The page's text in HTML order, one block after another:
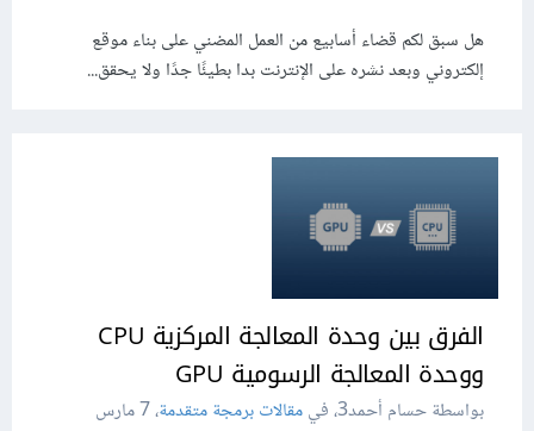
هل سبق لكم قضاء أسابيع من العمل المضني على بناء موقع
إلكتروني وبعد نشره على الإنترنت بدا بطيئًا جدًا ولا يحقق...
الفرق بين وحدة المعالجة المركزية CPU
ووحدة المعالجة الرسومية GPU
بواسطة حسام أحمد3، في مقالات برمجة متقدمة،
7 مارس